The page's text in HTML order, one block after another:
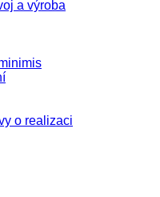
a výroba
o realizaci